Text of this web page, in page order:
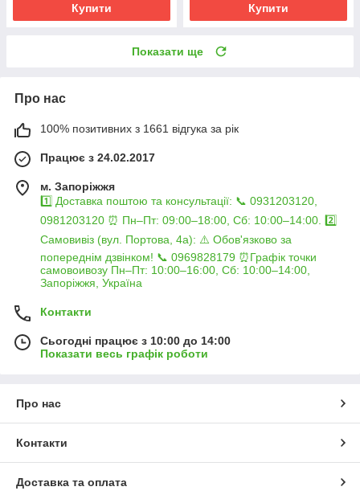
Купити Купити
Показати ще
Про нас
100% позитивних з 1661 відгука за рік
Працює з 24.02.2017
м. Запоріжжя
1️⃣ Доставка поштою та консультації: 📞 0931203120,
0981203120 ⏰ Пн–Пт: 09:00–18:00, Сб: 10:00–14:00. 2️⃣
Самовивіз (вул. Портова, 4а): ⚠️ Обов'язково за
попереднім дзвінком! 📞 0969828179 ⏰Графік точки
самовоивозу Пн–Пт: 10:00–16:00, Сб: 10:00–14:00,
Запоріжжя, Україна
Контакти
Сьогодні працює з 10:00 до 14:00
Показати весь графік роботи
Про нас
Контакти
Доставка та оплата